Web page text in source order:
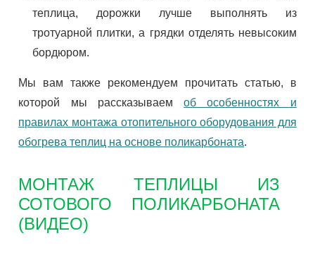
теплица, дорожки лучше выполнять из
тротуарной плитки, а грядки отделять невысоким
бордюром.
Мы вам также рекомендуем прочитать статью, в
которой мы рассказываемоб особенностях и
правилах монтажа отопительного оборудования для
обогрева теплиц на основе поликарбоната.
МОНТАЖ ТЕПЛИЦЫ ИЗ
СОТОВОГО ПОЛИКАРБОНАТА
(ВИДЕО)